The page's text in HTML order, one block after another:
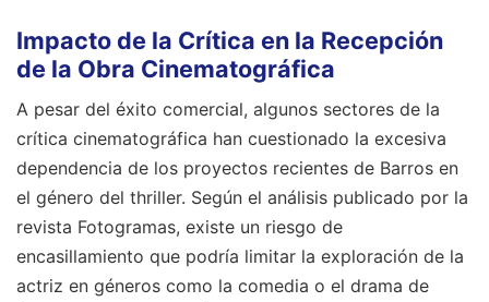
Impacto de la Crítica en la Recepción
de la Obra Cinematográfica
A pesar del éxito comercial, algunos sectores de la
crítica cinematográfica han cuestionado la excesiva
dependencia de los proyectos recientes de Barros en
el género del thriller. Según el análisis publicado por la
revista Fotogramas, existe un riesgo de
encasillamiento que podría limitar la exploración de la
actriz en géneros como la comedia o el drama de